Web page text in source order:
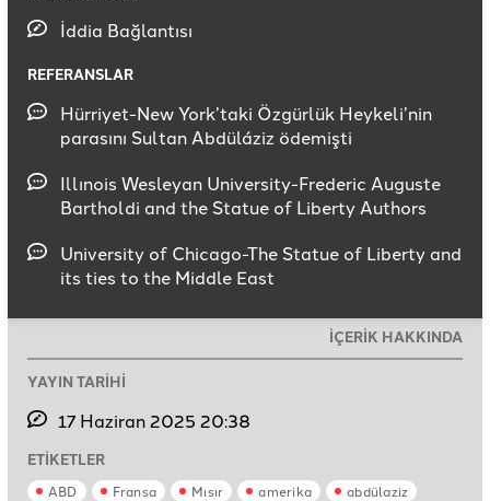
İddia Bağlantısı
REFERANSLAR
Hürriyet-New York’taki Özgürlük Heykeli’nin
parasını Sultan Abdüláziz ödemişti
Illınois Wesleyan University-Frederic Auguste
Bartholdi and the Statue of Liberty Authors
University of Chicago-The Statue of Liberty and
its ties to the Middle East
İÇERİK HAKKINDA
YAYIN TARİHİ
17 Haziran 2025 20:38
ETİKETLER
ABD Fransa Mısır amerika
abdülaziz